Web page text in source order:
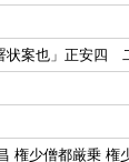
連署状案也」
権少僧都厳乗